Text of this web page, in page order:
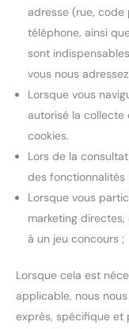
adresse (rue, code
téléphone, ainsi
sont
vous nous
Lorsque vous
autorisé la collecte
cookies.
Lors de la
des fonctionnalités
Lorsque vous
marketing
à un jeu concours ;
Lorsque cela est
applicable, nous
exprès, spécifique et